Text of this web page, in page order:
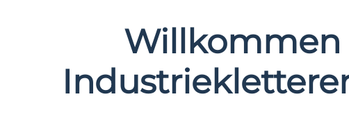
Willkommen